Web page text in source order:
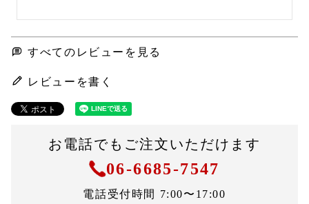
すべてのレビューを見る
レビューを書く
お電話でもご注文いただけます
06-6685-7547
電話受付時間 7:00〜17:00